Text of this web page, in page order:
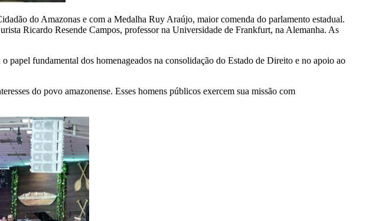
do Amazonas e com a Medalha Ruy Araújo, maior comenda do parlamento estadual.
Ricardo Resende Campos, professor na Universidade de Frankfurt, na Alemanha. As
fundamental dos homenageados na consolidação do Estado de Direito e no apoio ao
do povo amazonense. Esses homens públicos exercem sua missão com